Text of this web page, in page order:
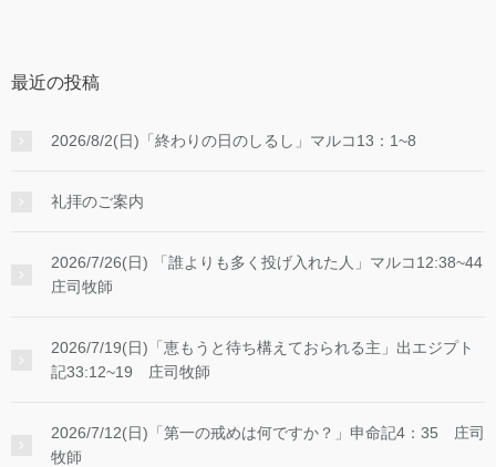
最近の投稿
2026/8/2(日)「終わりの日のしるし」マルコ13：1~8
礼拝のご案内
2026/7/26(日) 「誰よりも多く投げ入れた人」マルコ12:38~44
庄司牧師
2026/7/19(日)「恵もうと待ち構えておられる主」出エジプト
記33:12~19 庄司牧師
2026/7/12(日)「第一の戒めは何ですか？」申命記4：35 庄司
牧師